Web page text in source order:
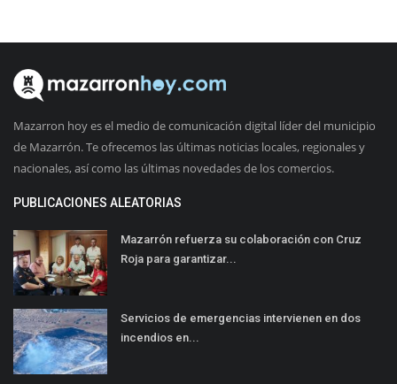
Mazarron hoy es el medio de comunicación digital líder del municipio
de Mazarrón. Te ofrecemos las últimas noticias locales, regionales y
nacionales, así como las últimas novedades de los comercios.
PUBLICACIONES ALEATORIAS
Mazarrón refuerza su colaboración con Cruz
Roja para garantizar...
Servicios de emergencias intervienen en dos
incendios en...